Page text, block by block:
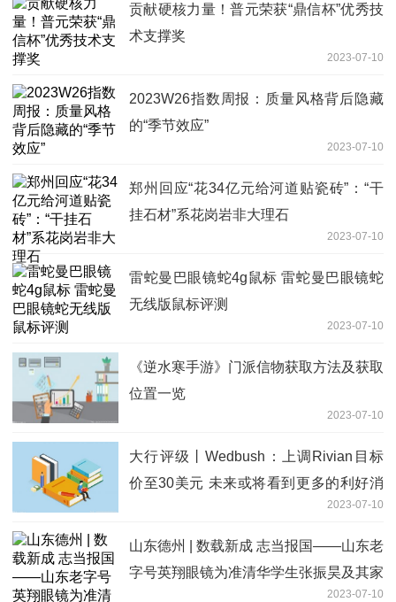
贡献硬核力量！普元荣获“鼎信杯”优秀技
术支撑奖
2023-07-10
2023W26指数周报：质量风格背后隐藏
的“季节效应”
2023-07-10
郑州回应“花34亿元给河道贴瓷砖”：“干
挂石材”系花岗岩非大理石
2023-07-10
雷蛇曼巴眼镜蛇4g鼠标 雷蛇曼巴眼镜蛇
无线版鼠标评测
2023-07-10
《逆水寒手游》门派信物获取方法及获取
位置一览
2023-07-10
大行评级丨Wedbush：上调Rivian目标
价至30美元 未来或将看到更多的利好消
2023-07-10
山东德州 | 数载新成 志当报国——山东老
字号英翔眼镜为准清华学生张振昊及其家
2023-07-10